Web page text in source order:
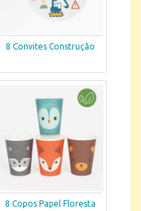
8 Convites Construção
8 Copos Papel Floresta